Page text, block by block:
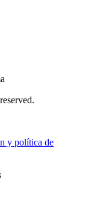
y política de